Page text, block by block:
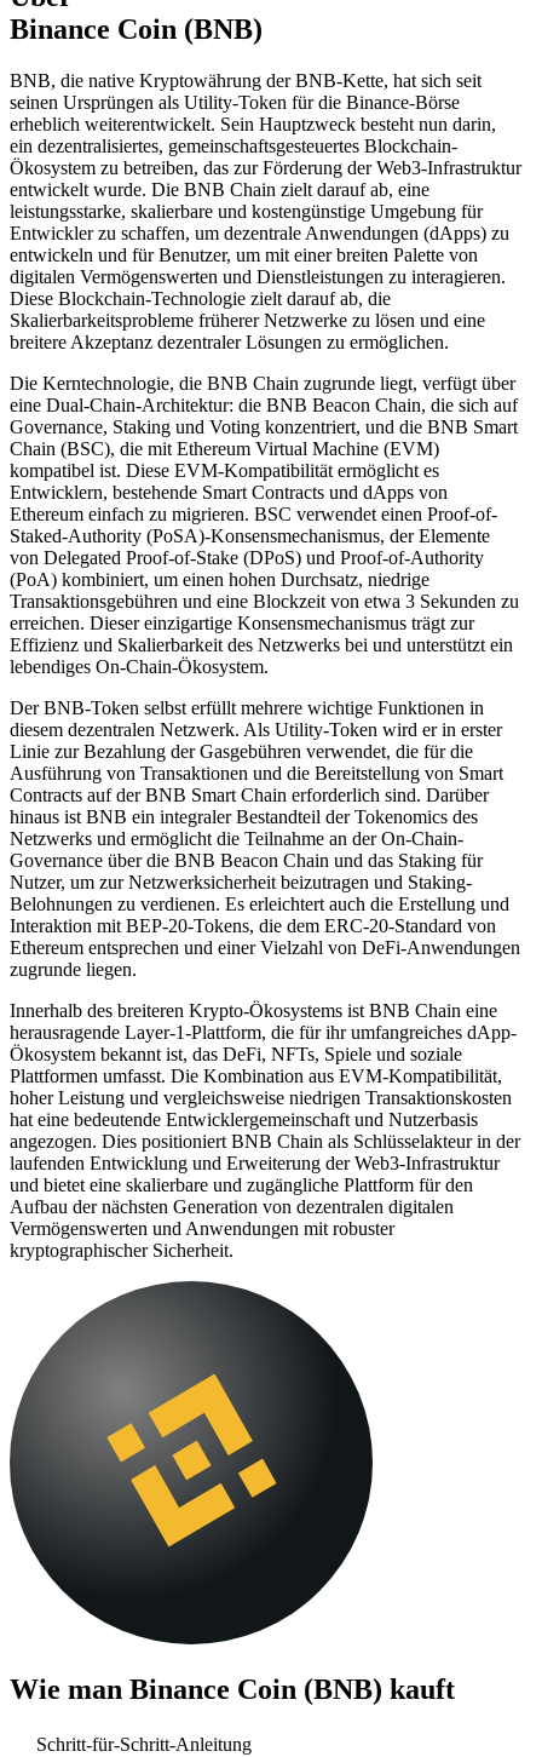
Binance Coin (BNB)
BNB, die native Kryptowährung der BNB-Kette, hat sich seit
seinen Ursprüngen als Utility-Token für die Binance-Börse
erheblich weiterentwickelt. Sein Hauptzweck besteht nun darin,
ein dezentralisiertes, gemeinschaftsgesteuertes Blockchain-
Ökosystem zu betreiben, das zur Förderung der Web3-Infrastruktur
entwickelt wurde. Die BNB Chain zielt darauf ab, eine
leistungsstarke, skalierbare und kostengünstige Umgebung für
Entwickler zu schaffen, um dezentrale Anwendungen (dApps) zu
entwickeln und für Benutzer, um mit einer breiten Palette von
digitalen Vermögenswerten und Dienstleistungen zu interagieren.
Diese Blockchain-Technologie zielt darauf ab, die
Skalierbarkeitsprobleme früherer Netzwerke zu lösen und eine
breitere Akzeptanz dezentraler Lösungen zu ermöglichen.
Die Kerntechnologie, die BNB Chain zugrunde liegt, verfügt über
eine Dual-Chain-Architektur: die BNB Beacon Chain, die sich auf
Governance, Staking und Voting konzentriert, und die BNB Smart
Chain (BSC), die mit Ethereum Virtual Machine (EVM)
kompatibel ist. Diese EVM-Kompatibilität ermöglicht es
Entwicklern, bestehende Smart Contracts und dApps von
Ethereum einfach zu migrieren. BSC verwendet einen Proof-of-
Staked-Authority (PoSA)-Konsensmechanismus, der Elemente
von Delegated Proof-of-Stake (DPoS) und Proof-of-Authority
(PoA) kombiniert, um einen hohen Durchsatz, niedrige
Transaktionsgebühren und eine Blockzeit von etwa 3 Sekunden zu
erreichen. Dieser einzigartige Konsensmechanismus trägt zur
Effizienz und Skalierbarkeit des Netzwerks bei und unterstützt ein
lebendiges On-Chain-Ökosystem.
Der BNB-Token selbst erfüllt mehrere wichtige Funktionen in
diesem dezentralen Netzwerk. Als Utility-Token wird er in erster
Linie zur Bezahlung der Gasgebühren verwendet, die für die
Ausführung von Transaktionen und die Bereitstellung von Smart
Contracts auf der BNB Smart Chain erforderlich sind. Darüber
hinaus ist BNB ein integraler Bestandteil der Tokenomics des
Netzwerks und ermöglicht die Teilnahme an der On-Chain-
Governance über die BNB Beacon Chain und das Staking für
Nutzer, um zur Netzwerksicherheit beizutragen und Staking-
Belohnungen zu verdienen. Es erleichtert auch die Erstellung und
Interaktion mit BEP-20-Tokens, die dem ERC-20-Standard von
Ethereum entsprechen und einer Vielzahl von DeFi-Anwendungen
zugrunde liegen.
Innerhalb des breiteren Krypto-Ökosystems ist BNB Chain eine
herausragende Layer-1-Plattform, die für ihr umfangreiches dApp-
Ökosystem bekannt ist, das DeFi, NFTs, Spiele und soziale
Plattformen umfasst. Die Kombination aus EVM-Kompatibilität,
hoher Leistung und vergleichsweise niedrigen Transaktionskosten
hat eine bedeutende Entwicklergemeinschaft und Nutzerbasis
angezogen. Dies positioniert BNB Chain als Schlüsselakteur in der
laufenden Entwicklung und Erweiterung der Web3-Infrastruktur
und bietet eine skalierbare und zugängliche Plattform für den
Aufbau der nächsten Generation von dezentralen digitalen
Vermögenswerten und Anwendungen mit robuster
kryptographischer Sicherheit.
Wie man Binance Coin (BNB) kauft
Schritt-für-Schritt-Anleitung